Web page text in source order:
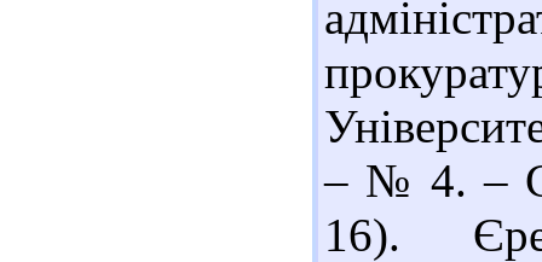
– № 4. – С.
16).